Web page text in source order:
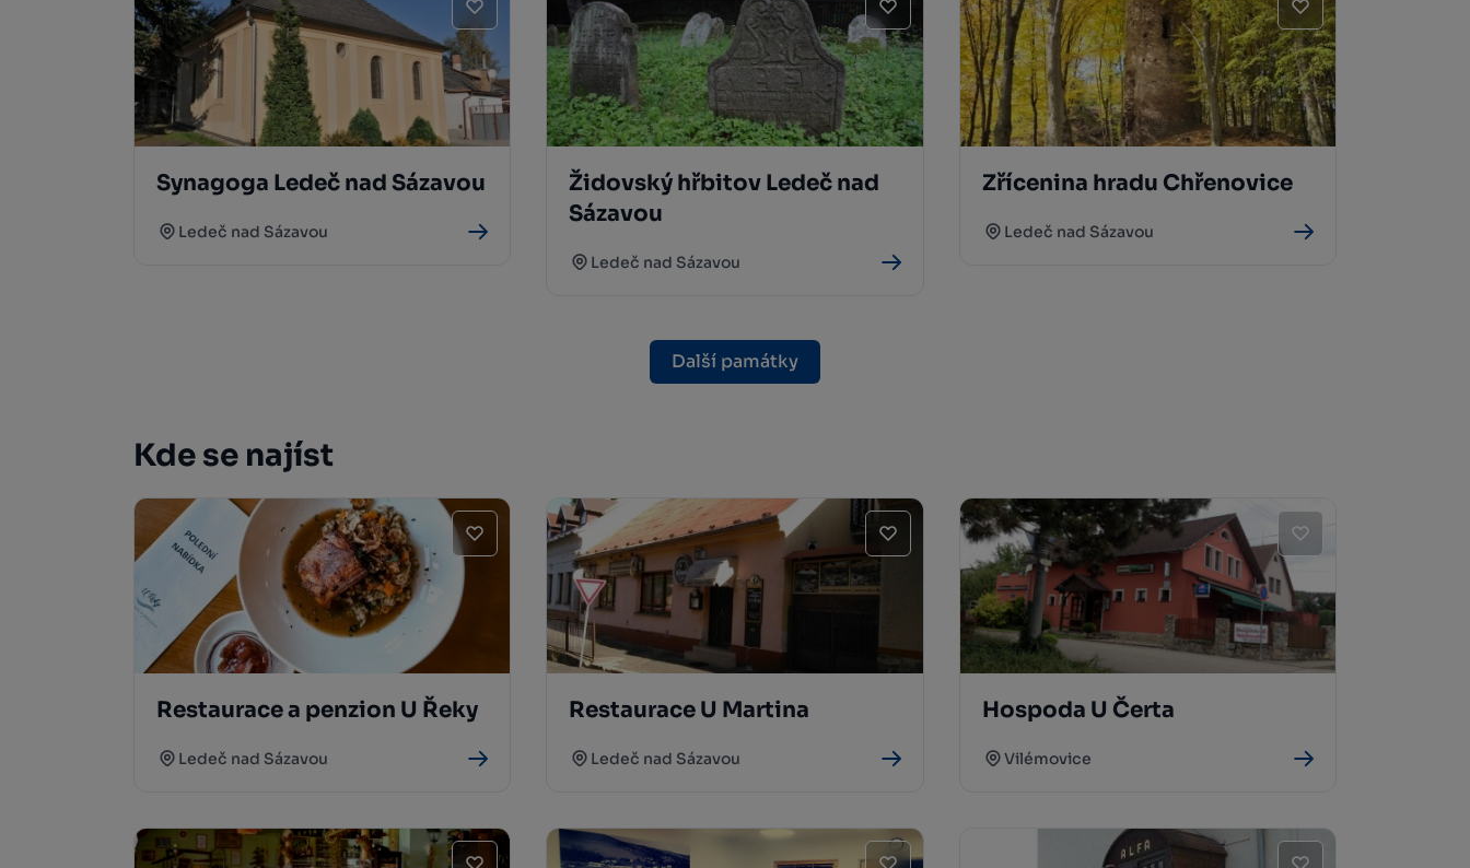
Synagoga Ledeč nad Sázavou
Ledeč nad Sázavou
Židovský hřbitov Ledeč nad
Sázavou
Ledeč nad Sázavou
Zřícenina hradu Chřenovice
Ledeč nad Sázavou
Další památky
Kde se najíst
Restaurace a penzion U Řeky
Ledeč nad Sázavou
Restaurace U Martina
Ledeč nad Sázavou
Hospoda U Čerta
Vilémovice